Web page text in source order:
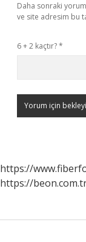
Daha sonraki
ve site adresim bu
6 + 2 kaçtır?*
https://
https://